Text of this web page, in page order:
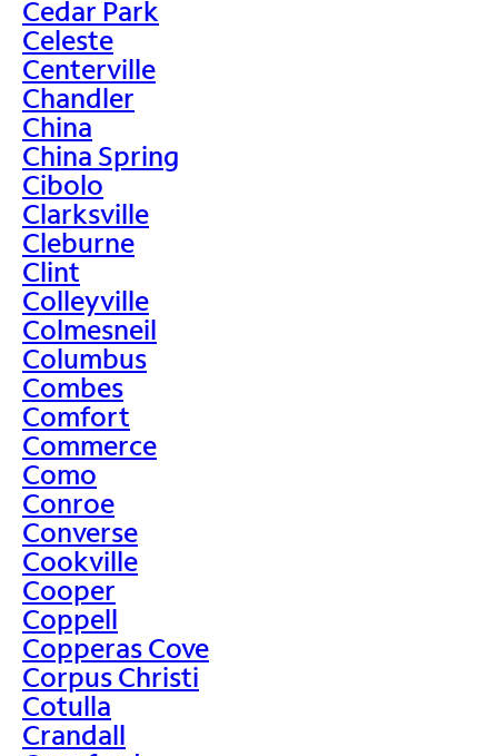
Cedar Park
Celeste
Centerville
Chandler
China
China Spring
Cibolo
Clarksville
Cleburne
Clint
Colleyville
Colmesneil
Columbus
Combes
Comfort
Commerce
Como
Conroe
Converse
Cookville
Cooper
Coppell
Copperas Cove
Corpus Christi
Cotulla
Crandall